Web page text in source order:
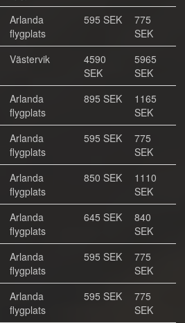
Arlanda
flygplats
595 SEK
775
SEK
Västervik
4590
SEK
5965
SEK
Arlanda
flygplats
895 SEK
1165
SEK
Arlanda
flygplats
595 SEK
775
SEK
Arlanda
flygplats
850 SEK
1110
SEK
Arlanda
flygplats
645 SEK
840
SEK
Arlanda
flygplats
595 SEK
775
SEK
Arlanda
flygplats
595 SEK
775
SEK